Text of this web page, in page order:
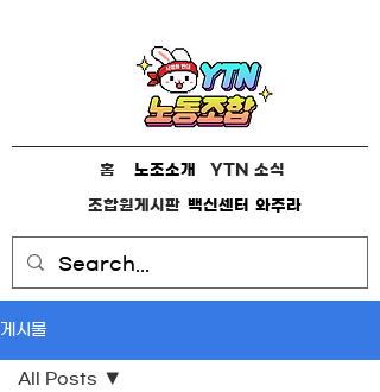
홈 YTN 소식
조합원게시판 와주라
백신센터
노조소개
게시물
All Posts